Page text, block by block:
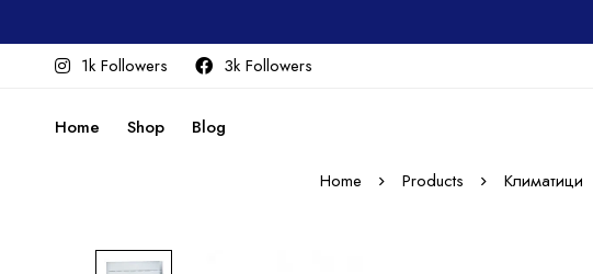
1k Followers
3k Followers
Home Shop Blog
Home Products Климатици